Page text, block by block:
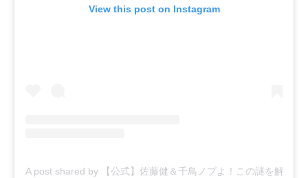
View this post on Instagram
A post shared by 【公式】佐藤健＆千鳥ノブよ！この謎を解いて